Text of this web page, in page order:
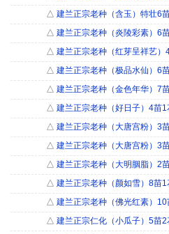
△ 建兰正宗老种（含玉）特壮6
△ 建兰正宗老种（炎陵彩素）6
△ 建兰正宗老种（红芽呈祥艺）
△ 建兰正宗老种（极品水仙）6
△ 建兰正宗老种（金色年华）7
△ 建兰正宗老种（好日子）4苗
△ 建兰正宗老种（大唐宫粉）3
△ 建兰正宗老种（大唐宫粉）3
△ 建兰正宗老种（大明胭脂）2
△ 建兰正宗老种（颜如雪）8苗1
△ 建兰正宗老种（佛光红素）
△ 建兰正宗仁化（小瓜子）5苗